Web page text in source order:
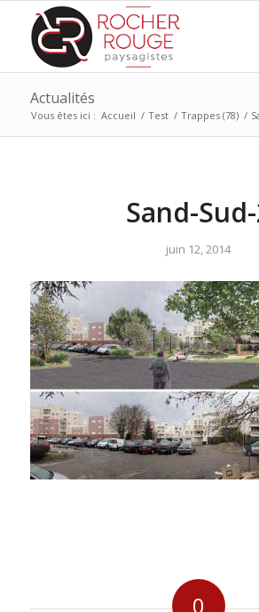
Actualités
Vous êtes ici : Accueil / Test / Trappes (78) /
Sand-
juin 12, 2014
0